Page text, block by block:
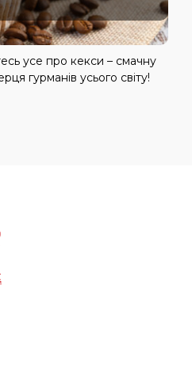
усе про кекси – смачну
гурманів усього світу!